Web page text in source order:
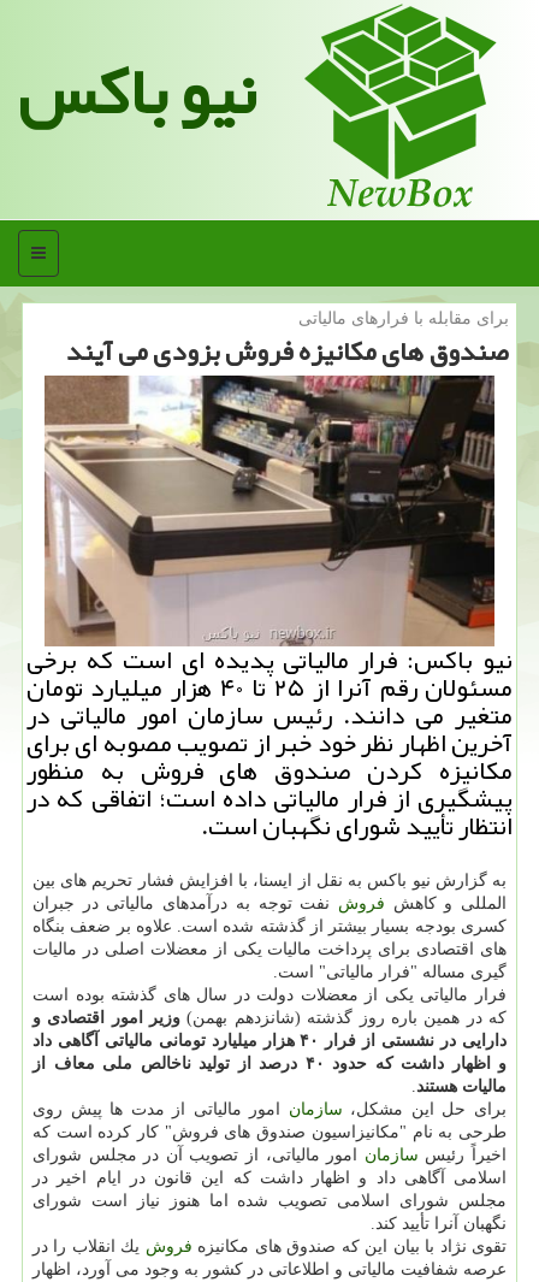
نیو باکس
منو
برای مقابله با فرارهای مالیاتی
صندوق های مكانیزه فروش بزودی می آیند
نیو باكس: فرار مالیاتی پدیده ای است كه برخی
مسئولان رقم آنرا از ۲۵ تا ۴۰ هزار میلیارد تومان
متغیر می دانند. رئیس سازمان امور مالیاتی در
آخرین اظهار نظر خود خبر از تصویب مصوبه ای برای
مكانیزه كردن صندوق های فروش به منظور
پیشگیری از فرار مالیاتی داده است؛ اتفاقی كه در
انتظار تأیید شورای نگهبان است.
به گزارش نیو باكس به نقل از ایسنا، با افزایش فشار تحریم های بین
المللی و كاهش فروش نفت توجه به درآمدهای مالیاتی در جبران
كسری بودجه بسیار بیشتر از گذشته شده است. علاوه بر ضعف بنگاه
های اقتصادی برای پرداخت مالیات یكی از معضلات اصلی در مالیات
گیری مساله "فرار مالیاتی" است.
فرار مالیاتی یكی از معضلات دولت در سال های گذشته بوده است
كه در همین باره روز گذشته (شانزدهم بهمن)وزیر امور اقتصادی و
دارایی در نشستی از فرار ۴۰ هزار میلیارد تومانی مالیاتی آگاهی داد
و اظهار داشت كه حدود ۴۰ درصد از تولید ناخالص ملی معاف از
مالیات هستند.
برای حل این مشكل، سازمان امور مالیاتی از مدت ها پیش روی
طرحی به نام "مكانیزاسیون صندوق های فروش" كار كرده است كه
اخیراً رئیس سازمان امور مالیاتی، از تصویب آن در مجلس شورای
اسلامی آگاهی داد و اظهار داشت كه این قانون در ایام اخیر در
مجلس شورای اسلامی تصویب شده اما هنوز نیاز است شورای
نگهبان آنرا تأیید كند.
تقوی نژاد با بیان این كه صندوق های مكانیزه فروش یك انقلاب را در
عرصه شفافیت مالیاتی و اطلاعاتی در كشور به وجود می آورد، اظهار